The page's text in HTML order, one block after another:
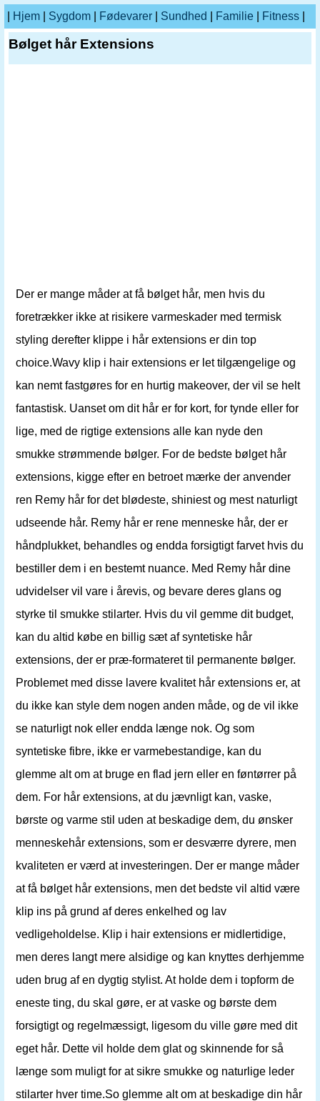
Hjem Sygdom Fødevarer Sundhed Familie Fitness
Bølget hår Extensions
Der er mange måder at få bølget hår, men hvis du
foretrækker ikke at risikere varmeskader med termisk
styling derefter klippe i hår extensions er din top
choice.Wavy klip i hair extensions er let tilgængelige og
kan nemt fastgøres for en hurtig makeover, der vil se helt
fantastisk. Uanset om dit hår er for kort, for tynde eller for
lige, med de rigtige extensions alle kan nyde den
smukke strømmende bølger. For de bedste bølget hår
extensions, kigge efter en betroet mærke der anvender
ren Remy hår for det blødeste, shiniest og mest naturligt
udseende hår. Remy hår er rene menneske hår, der er
håndplukket, behandles og endda forsigtigt farvet hvis du
bestiller dem i en bestemt nuance. Med Remy hår dine
udvidelser vil vare i årevis, og bevare deres glans og
styrke til smukke stilarter. Hvis du vil gemme dit budget,
kan du altid købe en billig sæt af syntetiske hår
extensions, der er præ-formateret til permanente bølger.
Problemet med disse lavere kvalitet hår extensions er, at
du ikke kan style dem nogen anden måde, og de vil ikke
se naturligt nok eller endda længe nok. Og som
syntetiske fibre, ikke er varmebestandige, kan du
glemme alt om at bruge en flad jern eller en føntørrer på
dem. For hår extensions, at du jævnligt kan, vaske,
børste og varme stil uden at beskadige dem, du ønsker
menneskehår extensions, som er desværre dyrere, men
kvaliteten er værd at investeringen. Der er mange måder
at få bølget hår extensions, men det bedste vil altid være
klip ins på grund af deres enkelhed og lav
vedligeholdelse. Klip i hair extensions er midlertidige,
men deres langt mere alsidige og kan knyttes derhjemme
uden brug af en dygtig stylist. At holde dem i topform de
eneste ting, du skal gøre, er at vaske og børste dem
forsigtigt og regelmæssigt, ligesom du ville gøre med dit
eget hår. Dette vil holde dem glat og skinnende for så
længe som muligt for at sikre smukke og naturlige leder
stilarter hver time.So glemme alt om at beskadige din hår